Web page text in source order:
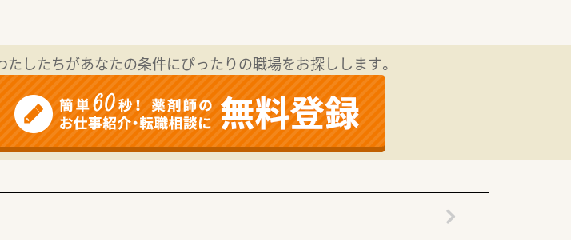
たしたちがあなたの条件にぴったりの職場をお探しします。